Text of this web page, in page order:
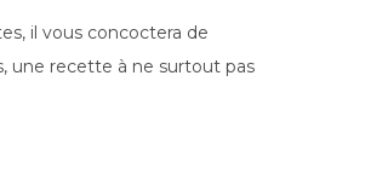
il vous concoctera de
une recette à ne surtout pas